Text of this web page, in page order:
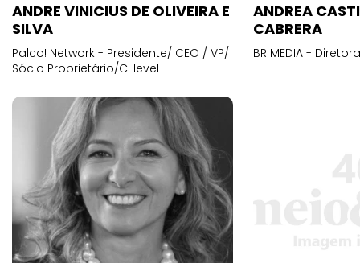
ANDRE VINICIUS DE OLIVEIRA E
SILVA
Palco! Network - Presidente/ CEO / VP/
Sócio Proprietário/C-level
ANDREA
CABRERA
BR MEDIA -